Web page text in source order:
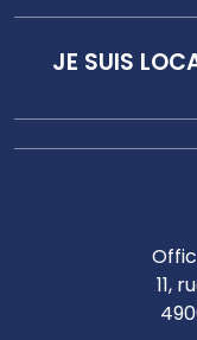
11,
JE SUIS